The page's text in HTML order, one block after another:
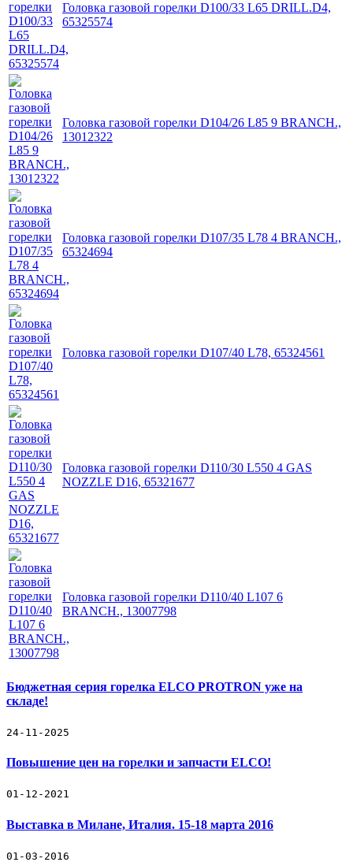
Головка газовой горелки D100/33 L65 DRILL.D4,
65325574
Головка газовой горелки D104/26 L85 9 BRANCH.,
13012322
Головка газовой горелки D107/35 L78 4 BRANCH.,
65324694
Головка газовой горелки D107/40 L78, 65324561
Головка газовой горелки D110/30 L550 4 GAS
NOZZLE D16, 65321677
Головка газовой горелки D110/40 L107 6
BRANCH., 13007798
Бюджетная серия горелка ELCO PROTRON уже на
складе!
24-11-2025
Повышение цен на горелки и запчасти ELCO!
01-12-2021
Выставка в Милане, Италия. 15-18 марта 2016
01-03-2016